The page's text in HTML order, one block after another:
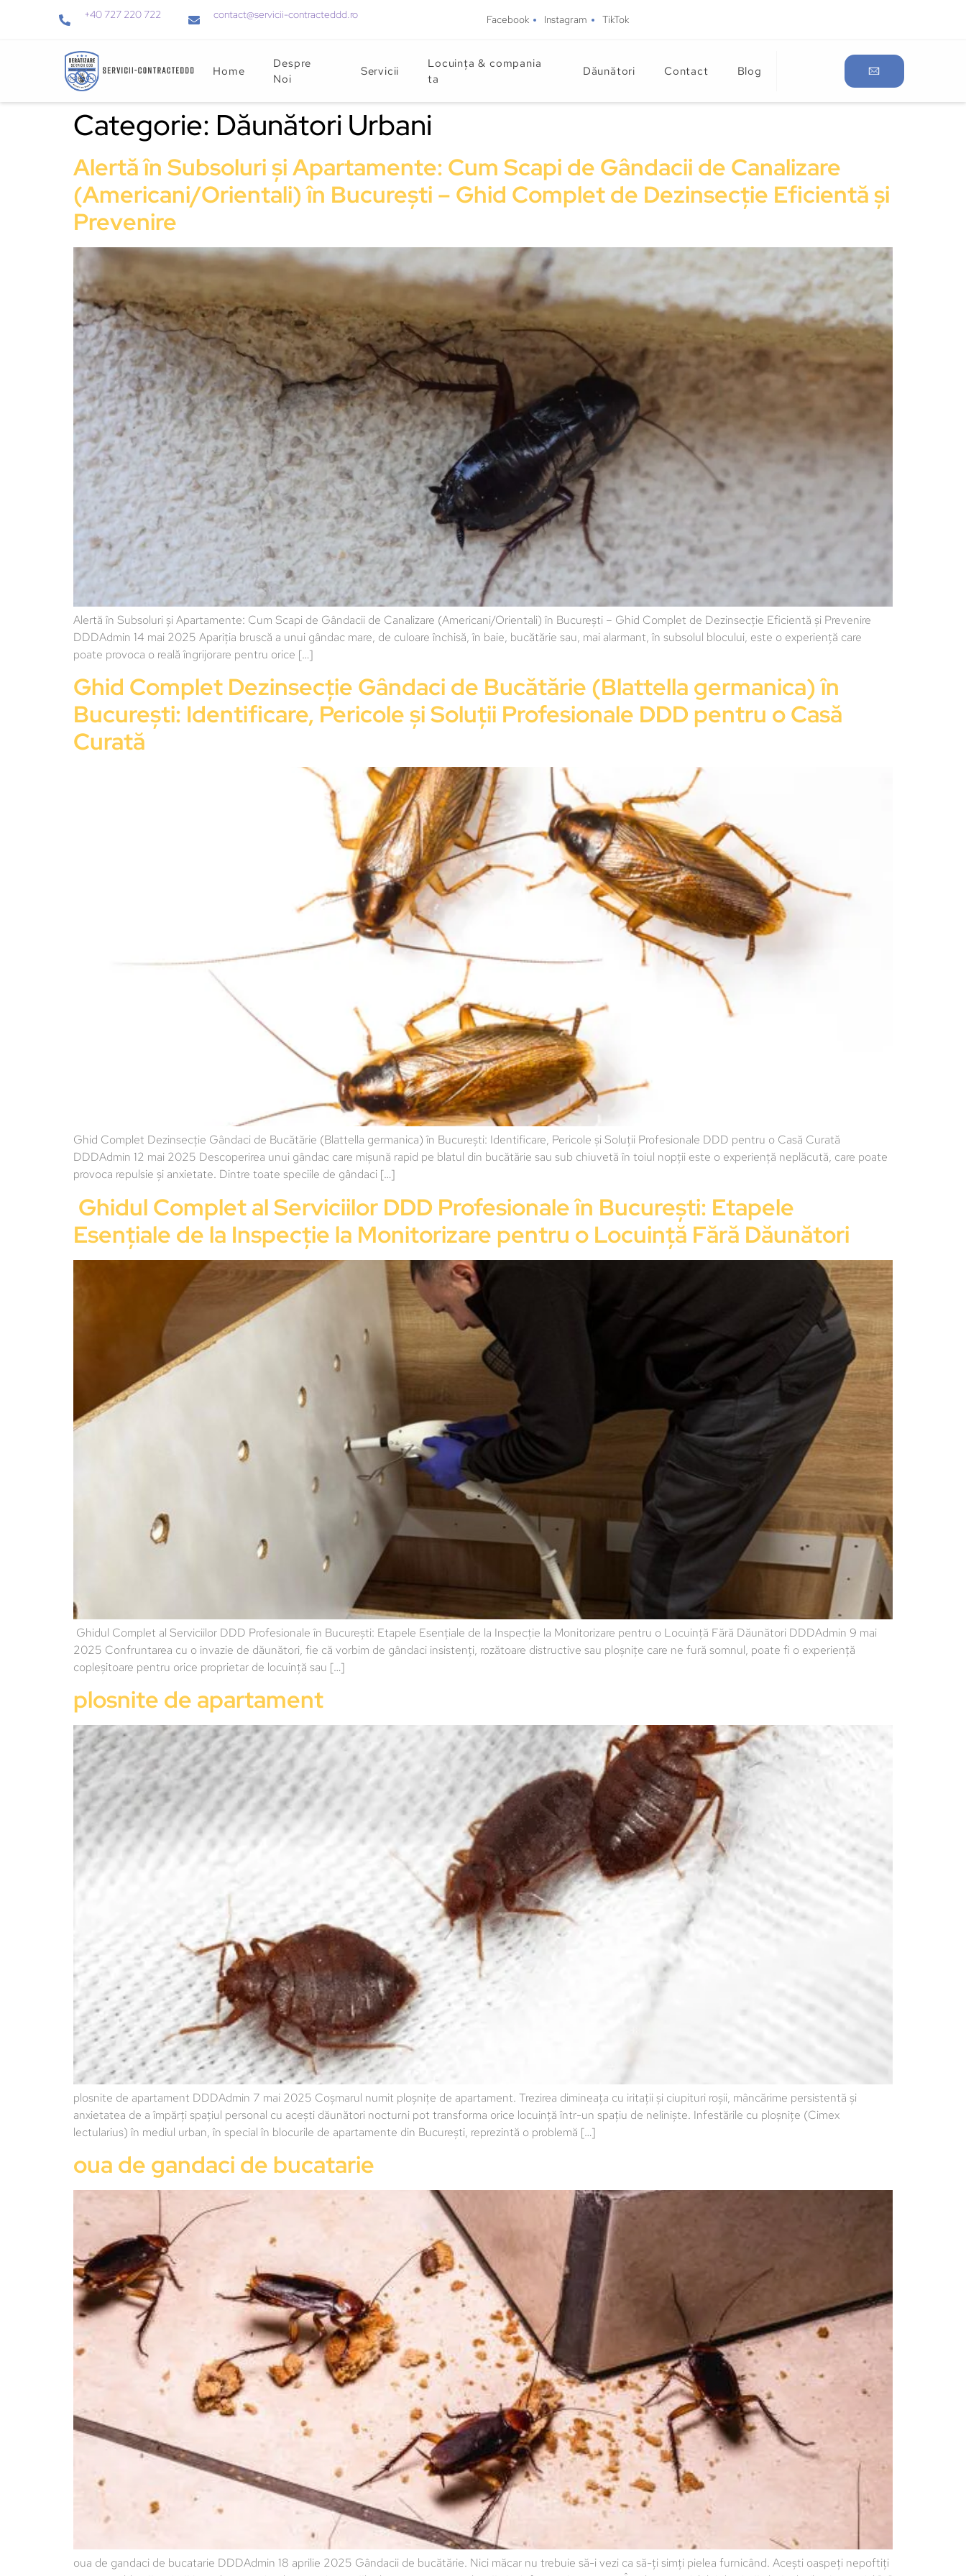
+40 727 220 722 contact@servicii-contracteddd.ro Facebook Instagram TikTok
Home
Despre
Noi
Servicii
Locuința & compania
ta
Dăunători Contact Blog
Categorie: Dăunători Urbani
Alertă în Subsoluri și Apartamente: Cum Scapi de Gândacii de Canalizare
(Americani/Orientali) în București – Ghid Complet de Dezinsecție Eficientă și
Prevenire
Alertă în Subsoluri și Apartamente: Cum Scapi de Gândacii de Canalizare (Americani/Orientali) în București – Ghid Complet de Dezinsecție Eficientă și Prevenire
DDDAdmin 14 mai 2025 Apariția bruscă a unui gândac mare, de culoare închisă, în baie, bucătărie sau, mai alarmant, în subsolul blocului, este o experiență care
poate provoca o reală îngrijorare pentru orice […]
Ghid Complet Dezinsecție Gândaci de Bucătărie (Blattella germanica) în
București: Identificare, Pericole și Soluții Profesionale DDD pentru o Casă
Curată
Ghid Complet Dezinsecție Gândaci de Bucătărie (Blattella germanica) în București: Identificare, Pericole și Soluții Profesionale DDD pentru o Casă Curată
DDDAdmin 12 mai 2025 Descoperirea unui gândac care mișună rapid pe blatul din bucătărie sau sub chiuvetă în toiul nopții este o experiență neplăcută, care poate
provoca repulsie și anxietate. Dintre toate speciile de gândaci […]
Ghidul Complet al Serviciilor DDD Profesionale în București: Etapele
Esențiale de la Inspecție la Monitorizare pentru o Locuință Fără Dăunători
Ghidul Complet al Serviciilor DDD Profesionale în București: Etapele Esențiale de la Inspecție la Monitorizare pentru o Locuință Fără Dăunători DDDAdmin 9 mai
2025 Confruntarea cu o invazie de dăunători, fie că vorbim de gândaci insistenți, rozătoare distructive sau ploșnițe care ne fură somnul, poate fi o experiență
copleșitoare pentru orice proprietar de locuință sau […]
plosnite de apartament
plosnite de apartament DDDAdmin 7 mai 2025 Coșmarul numit ploșnițe de apartament. Trezirea dimineața cu iritații și ciupituri roșii, mâncărime persistentă și
anxietatea de a împărți spațiul personal cu acești dăunători nocturni pot transforma orice locuință într-un spațiu de neliniște. Infestările cu ploșnițe (Cimex
lectularius) în mediul urban, în special în blocurile de apartamente din București, reprezintă o problemă […]
oua de gandaci de bucatarie
oua de gandaci de bucatarie DDDAdmin 18 aprilie 2025 Gândacii de bucătărie. Nici măcar nu trebuie să-i vezi ca să-ți simți pielea furnicând. Acești oaspeți nepoftiți